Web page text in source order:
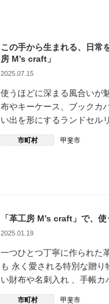
この手から生まれる、日常
房 M’s craft」
2025.07.15
使うほどに深まる風合いが
布やキーケース、ブックカ
い出を形にするランドセル
市町村 甲斐市
「革工房 M’s craft」で、
2025.01.19
一つひとつ丁寧に作られた
も 永く愛される特別な贈
い財布や名刺入れ 、手帳
市町村 甲斐市